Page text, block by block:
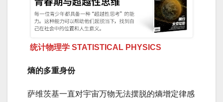
统计物理学 STATISTICAL PHYSICS
熵的多重身份
萨维茨基一直对宇宙万物无法摆脱的熵增定律感